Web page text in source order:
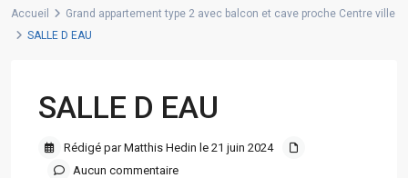
Accueil
Grand appartement type 2 avec balcon et cave proche Centre ville
SALLE D EAU
SALLE D EAU
Rédigé par Matthis Hedin le 21 juin 2024
Aucun commentaire